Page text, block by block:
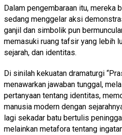
Dalam pengembaraan itu, mereka
sedang menggelar aksi
ganjil dan simbolik pun
memasuki ruang tafsir yang lebih
sejarah, dan identitas.
Di sinilah kekuatan dramaturgi
menawarkan jawaban tunggal,
pertanyaan tentang identitas,
manusia modern dengan
lagi sekadar batu bertulis
melainkan metafora tentang